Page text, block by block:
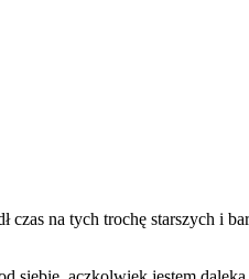
czas na tych trochę starszych i